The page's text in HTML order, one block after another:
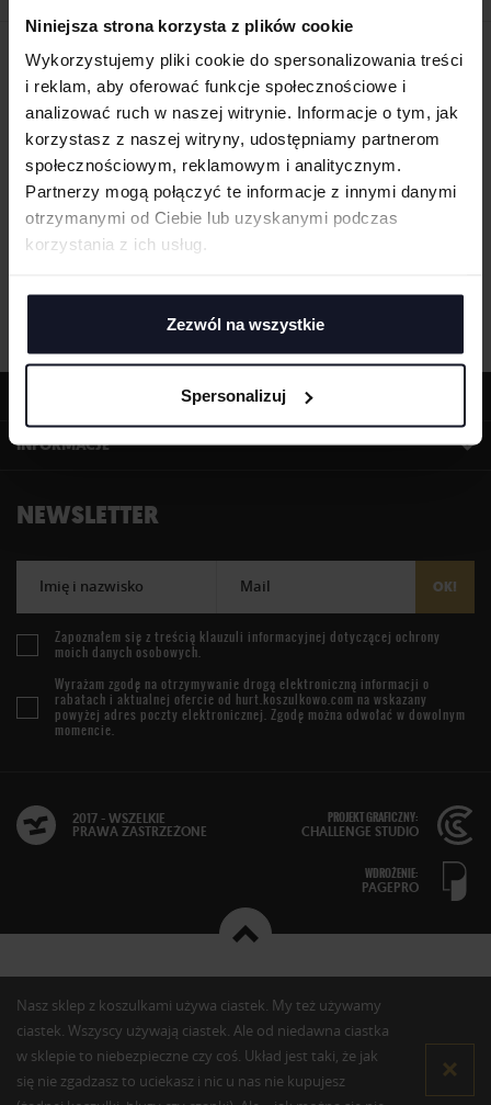
Niniejsza strona korzysta z plików cookie
Wykorzystujemy pliki cookie do spersonalizowania treści
i reklam, aby oferować funkcje społecznościowe i
analizować ruch w naszej witrynie. Informacje o tym, jak
korzystasz z naszej witryny, udostępniamy partnerom
społecznościowym, reklamowym i analitycznym.
Partnerzy mogą połączyć te informacje z innymi danymi
otrzymanymi od Ciebie lub uzyskanymi podczas
korzystania z ich usług.
Zezwól na wszystkie
Spersonalizuj
ZAMÓW PRODUKTY ZE ZNAKOWANIEM
ONLINE
INFORMACJE
NEWSLETTER
Imię i nazwisko Mail OK!
Zapoznałem się z treścią klauzuli informacyjnej dotyczącej ochrony
moich danych osobowych.
Wyrażam zgodę na otrzymywanie drogą elektroniczną informacji o
rabatach i aktualnej ofercie od hurt.koszulkowo.com na wskazany
powyżej adres poczty elektronicznej. Zgodę można odwołać w dowolnym
momencie.
2017 - WSZELKIE
PRAWA ZASTRZEŻONE
PROJEKT GRAFICZNY:
CHALLENGE STUDIO
WDROŻENIE:
PAGEPRO
Nasz sklep z koszulkami używa ciastek. My też używamy
ciastek. Wszyscy używają ciastek. Ale od niedawna ciastka
w sklepie to niebezpieczne czy coś. Układ jest taki, że jak
się nie zgadzasz to uciekasz i nic u nas nie kupujesz